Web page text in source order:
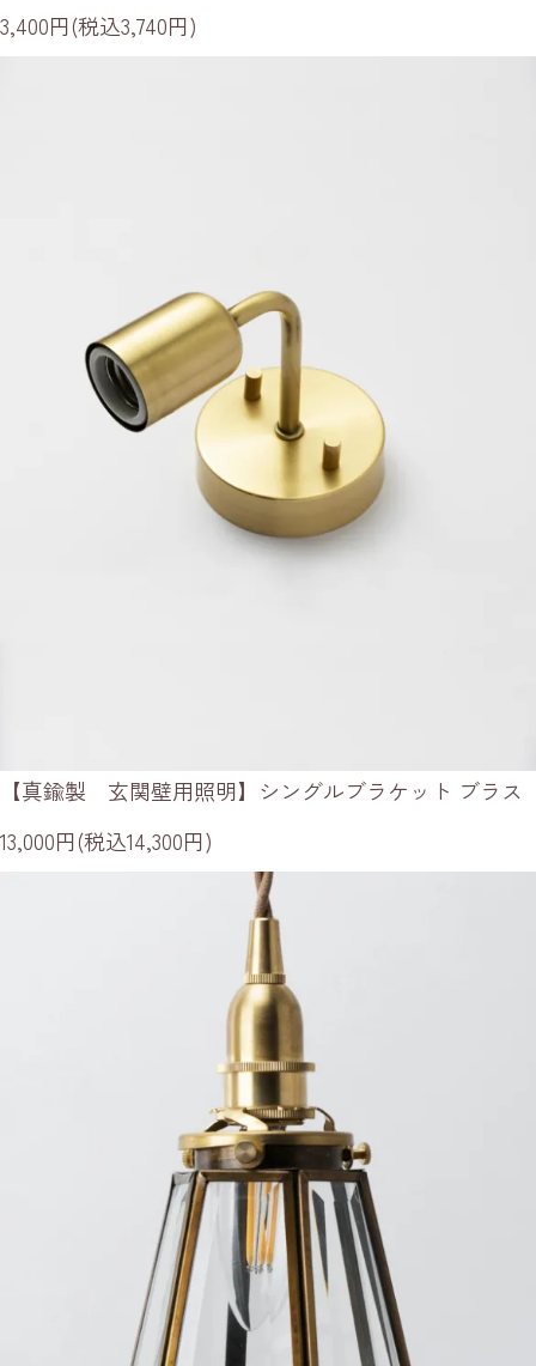
3,400円(税込3,740円)
【真鍮製 玄関壁用照明】シングルブラケット ブラス
13,000円(税込14,300円)